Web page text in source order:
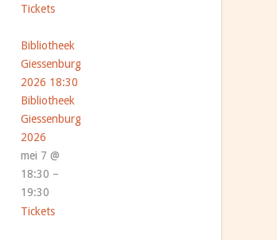
Tickets
Bibliotheek
Giessenburg
2026 18:30
Bibliotheek
Giessenburg
2026
mei 7 @
18:30 –
19:30
Tickets